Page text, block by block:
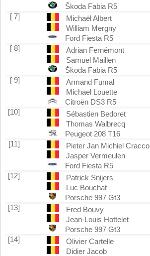
Škoda Fabia R5
[ 7]
Michaël Albert
William Mergny
Ford Fiesta R5
[ 8]
Adrian Fernémont
Samuel Maillen
Škoda Fabia R5
[ 9]
Armand Fumal
Michael Louette
Citroën DS3 R5
[10]
Sébastien Bedoret
Thomas Walbrecq
Peugeot 208 T16
[11]
Pieter Jan Michiel Cracco
Jasper Vermeulen
Ford Fiesta R5
[12]
Patrick Snijers
Luc Bouchat
Porsche 997 Gt3
[13]
Fred Bouvy
Jean-Louis Hottelet
Porsche 997 Gt3
[14]
Olivier Cartelle
Didier Jacob